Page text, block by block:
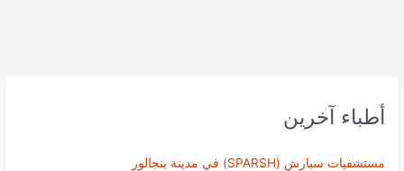
أطباء آخرين
مستشفيات سبارش (SPARSH) في مدينة بنجالور